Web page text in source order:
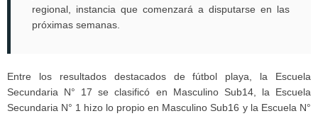
regional, instancia que comenzará a disputarse en las
próximas semanas.
Entre los resultados destacados de fútbol playa, la Escuela
Secundaria N° 17 se clasificó en Masculino Sub14, la Escuela
Secundaria N° 1 hizo lo propio en Masculino Sub16 y la Escuela N°